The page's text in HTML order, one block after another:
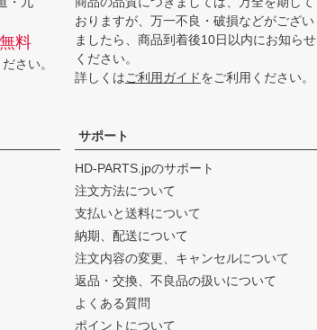
料
さい。
おりますが、万一不良・破損などがござい
ましたら、商品到着後10日以内にお知らせ
ください。
詳しくはご利用ガイドをご利用ください。
サポート
HD-PARTS.jpのサポート
注文方法について
支払いと送料について
納期、配送について
注文内容の変更、キャンセルについて
返品・交換、不良品の扱いについて
よくある質問
ポイントについて